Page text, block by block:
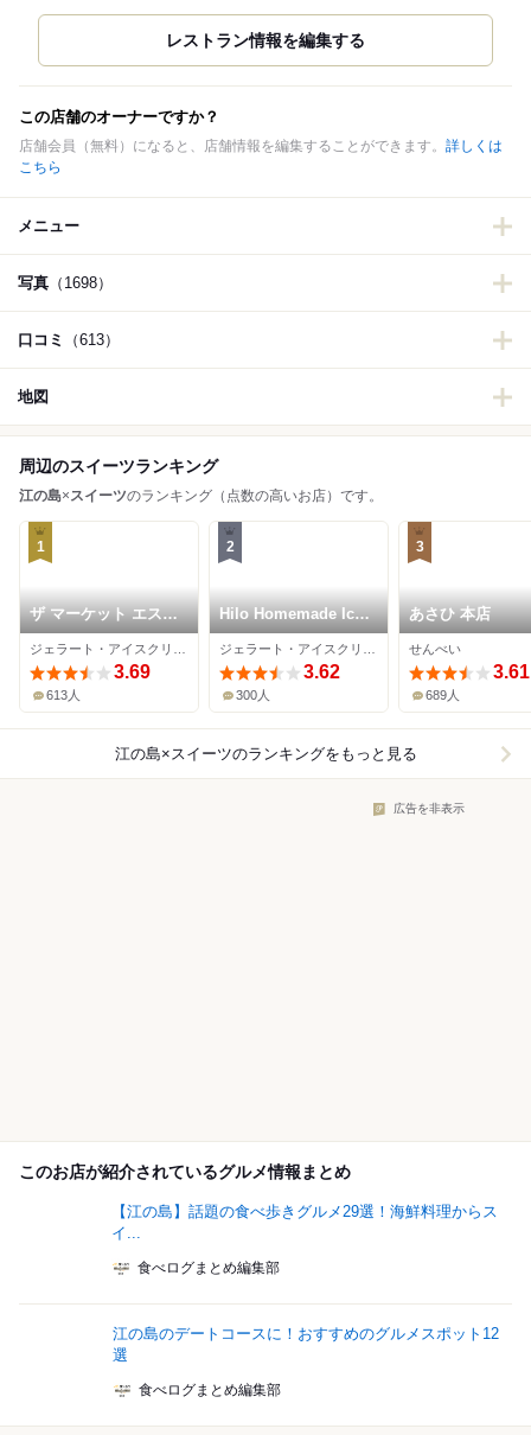
この店舗のオーナーですか？
店舗会員（無料）になると、店舗情報を編集することができます。 詳しくは
こちら
メニュー
写真 （1698）
口コミ （613）
地図
周辺のスイーツランキング
江の島×スイーツのランキング（点数の高いお店）です。
1
ザ マーケット エスイ
ーワン
3.69
613人
2
Hilo Homemade Ice
Cream
3.62
300人
3
あさひ 本店
せんべい
3.61
689人
江の島×スイーツのランキングをもっと見る
広告を非表示
このお店が紹介されているグルメ情報まとめ
【江の島】話題の食べ歩きグルメ29選！海鮮料理からス
イ...
食べログまとめ編集部
江の島のデートコースに！おすすめのグルメスポット12
選
食べログまとめ編集部